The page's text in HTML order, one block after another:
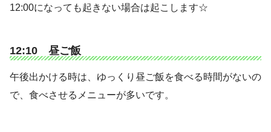
12:00になっても起きない場合は起こします☆
12:10 昼ご飯
午後出かける時は、ゆっくり昼ご飯を食べる時間がないの
で、食べさせるメニューが多いです。